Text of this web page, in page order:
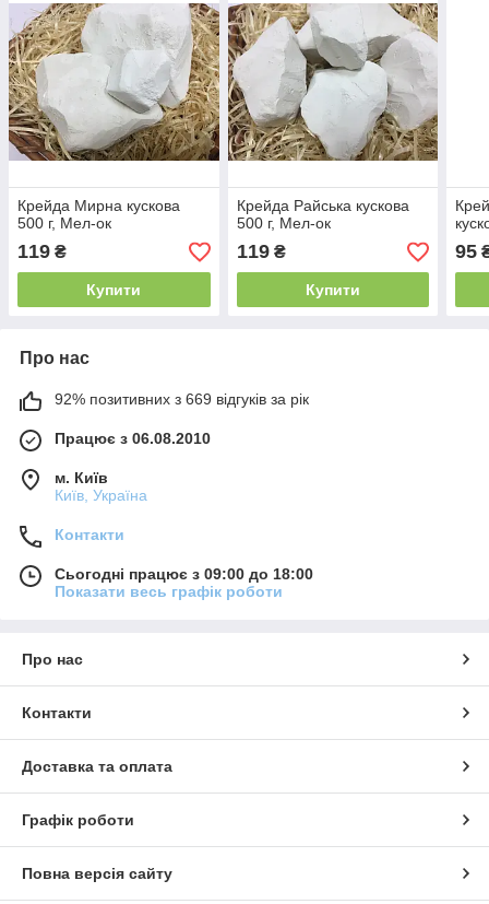
Крейда Мирна кускова
500 г, Мел-ок
119 ₴
Купити
Крейда Райська кускова
500 г, Мел-ок
119₴
Купити
95
Про нас
92% позитивних з 669 відгуків за рік
Працює з 06.08.2010
м. Київ
Київ, Україна
Контакти
Сьогодні працює з 09:00 до 18:00
Показати весь графік роботи
Про нас
Контакти
Доставка та оплата
Графік роботи
Повна версія сайту